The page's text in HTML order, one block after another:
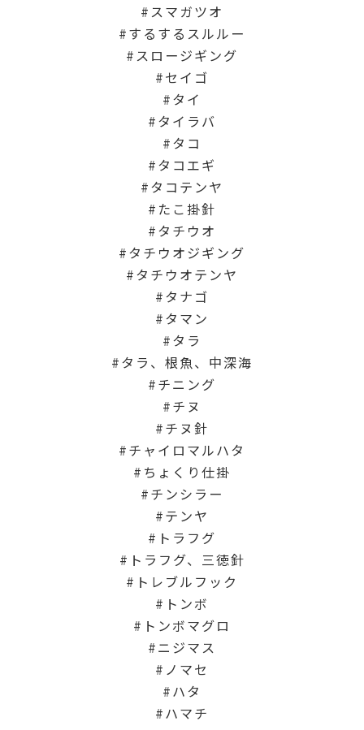
スマガツオ
するするスルルー
スロージギング
セイゴ
タイ
タイラバ
タコ
タコエギ
タコテンヤ
たこ掛針
タチウオ
タチウオジギング
タチウオテンヤ
タナゴ
タマン
タラ
タラ、根魚、中深海
チニング
チヌ
チヌ針
チャイロマルハタ
ちょくり仕掛
チンシラー
テンヤ
トラフグ
トラフグ、三徳針
トレブルフック
トンボ
トンボマグロ
ニジマス
ノマセ
ハタ
ハマチ